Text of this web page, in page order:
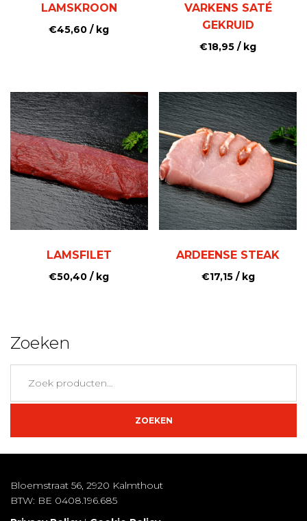
LAMSKROON
€45,60 / kg
VARKENS SATÉ
GEKRUID
€18,95 / kg
LAMSFILET
€50,40 / kg
ARDEENSE STEAK
€17,15/ kg
Zoeken
naar:
ZOEKEN
Bloemstraat 56, 2920 Kalmthout
BTW: BE 0408.196.685